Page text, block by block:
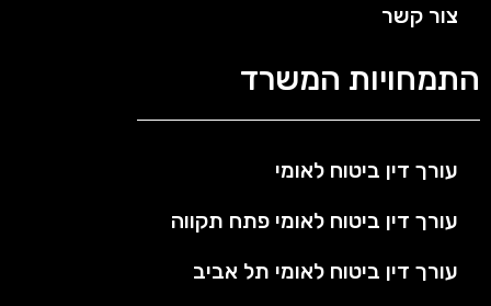
צור קשר
התמחויות המשרד
עורך דין ביטוח לאומי
עורך דין ביטוח לאומי פתח תקווה
עורך דין ביטוח לאומי תל אביב